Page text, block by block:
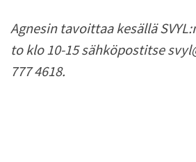
Agnesin tavoittaa kesällä
to klo 10-15 sähköpostitse
777 4618.